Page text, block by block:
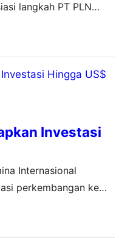
langkah PT PLN
kebutuhan energi
Power (IP), PLN
listrik modern ke
2022 lalu.
Investasi
Internasional
perkembangan ke
telah menyiapkan